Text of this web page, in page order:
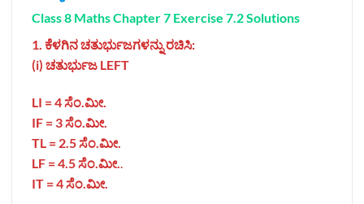
Class 8 Maths Chapter 7 Exercise 7.2 Solutions
1. ಕೆಳಗಿನ ಚತುರ್ಭುಜಗಳನ್ನು ರಚಿಸಿ:
(i) ಚತುರ್ಭುಜ LEFT
LI = 4 ಸೆಂ.ಮೀ.
IF = 3 ಸೆಂ.ಮೀ.
TL = 2.5 ಸೆಂ.ಮೀ.
LF = 4.5 ಸೆಂ.ಮೀ.
IT = 4 ಸೆಂ.ಮೀ.